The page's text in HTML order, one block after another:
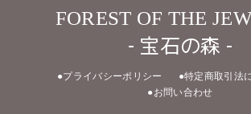
FOREST OF THE
- 宝石の森 -
●プライバシーポリシー
●特定商取引法
●お問い合わせ